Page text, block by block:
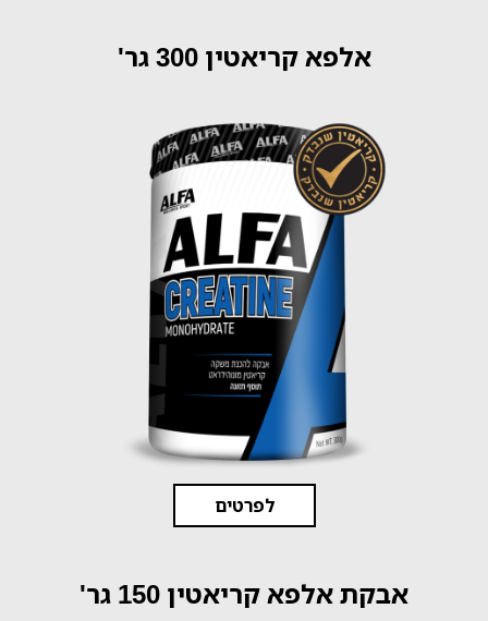
אלפא קריאטין 300 גר'
לפרטים
אבקת אלפא קריאטין 150 גר'